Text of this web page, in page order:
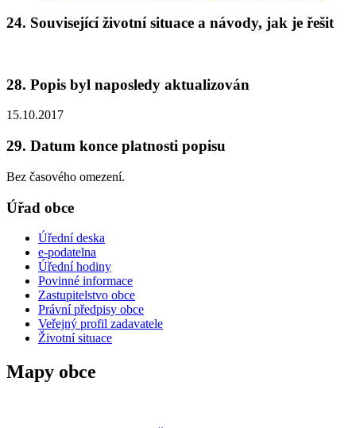
24. Související životní situace a návody, jak je řešit
28. Popis byl naposledy aktualizován
15.10.2017
29. Datum konce platnosti popisu
Bez časového omezení.
Úřad obce
Úřední deska
e-podatelna
Úřední hodiny
Povinné informace
Zastupitelstvo obce
Právní předpisy obce
Veřejný profil zadavatele
Životní situace
Mapy obce